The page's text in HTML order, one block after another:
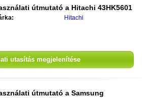
útmutató a Hitachi 43HK5601
Hitachi
utasítás megjelenítése
útmutató a Samsung